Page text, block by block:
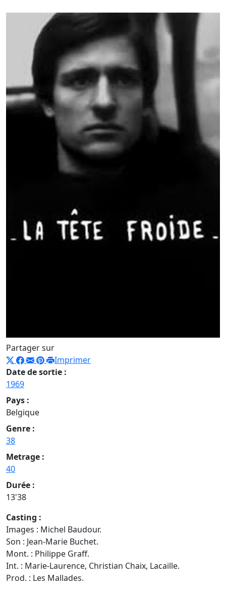
Partager sur
Imprimer
Date de sortie :
1969
Pays :
Belgique
Genre :
38
Metrage :
40
Durée :
13'38
Casting :
Images : Michel Baudour.
Son : Jean-Marie Buchet.
Mont. : Philippe Graff.
Int. : Marie-Laurence, Christian Chaix, Lacaille.
Prod. : Les Mallades.